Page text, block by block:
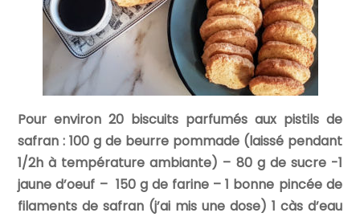
Pour environ 20 biscuits parfumés aux pistils de
safran :100 g de beurre pommade (laissé pendant
1/2h à température ambiante) – 80 g de sucre -1
jaune d’oeuf – 150 g de farine – 1 bonne pincée de
filaments de safran (j’ai mis une dose) 1 càs d’eau